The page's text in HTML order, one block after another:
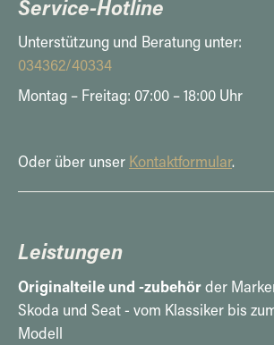
Service-Hotline
Unterstützung und Beratung unter:
034362/40334
Montag – Freitag: 07:00 – 18:00 Uhr
Oder über unser Kontaktformular.
Leistungen
Originalteile und -zubehörder
Skoda und Seat - vom Klassiker bis
Modell